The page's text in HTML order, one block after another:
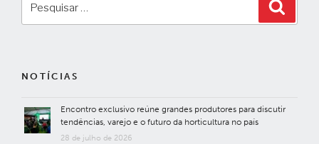
NOTÍCIAS
Encontro exclusivo reúne grandes produtores para discutir
tendências, varejo e o futuro da horticultura no país
28 de julho de 2026